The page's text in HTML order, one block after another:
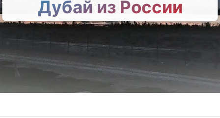
Дубай из России